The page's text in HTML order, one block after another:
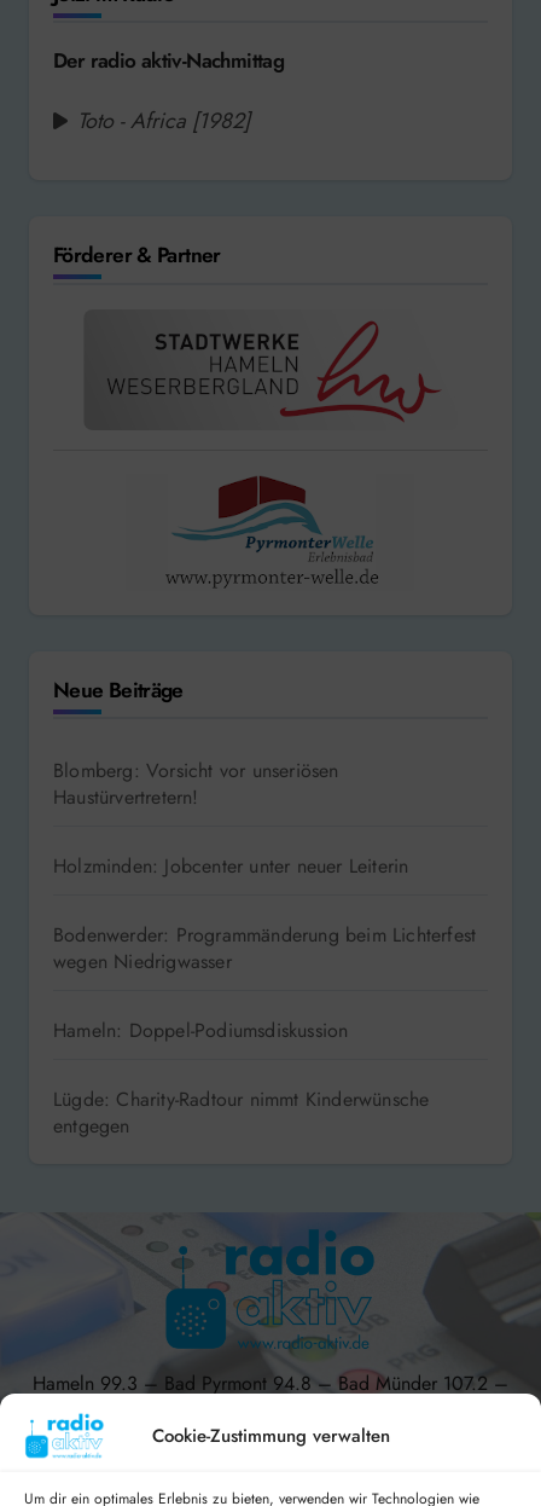
Cookie-Zustimmung verwalten
Um dir ein optimales Erlebnis zu bieten, verwenden wir Technologien wie
Der radio aktiv-Nachmittag
Toto - Africa [1982]
Förderer & Partner
Neue Beiträge
Blomberg: Vorsicht vor unseriösen
Haustürvertretern!
Holzminden: Jobcenter unter neuer Leiterin
Bodenwerder: Programmänderung beim Lichterfest
wegen Niedrigwasser
Hameln: Doppel-Podiumsdiskussion
Lügde: Charity-Radtour nimmt Kinderwünsche
entgegen
Hameln 99.3 – Bad Pyrmont 94.8 – Bad Münder 107.2 –
DAB+ 9C